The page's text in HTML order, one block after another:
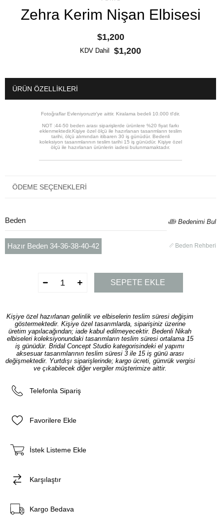
Zehra Kerim Nişan Elbisesi
$1,200
KDV Dahil $1,200
ÜRÜN ÖZELLIKLERI
Fotoğraflar Evleniyoruztr'ye aittir. Kiralama bedeli 10.000 tl'dir.
NOT :44-50 beden arası siparişlerde ürünlere %20 fiyat farkı
eklenmektedir.Kişiye özel ölçü ile hazırlanan tasarımların teslim
tarihi, ölçü alımından itibaren 30 iş günüdür. Bedenli
koleksiyon tasarımlarının teslim tarihi 15 iş günüdür. Kişiye özel
ölçü ile hazırlanan ürünlerin iadesi bulunmamaktadır.
ÖDEME SEÇENEKLERI
Bedenimi Bul
Beden Rehberi
Beden
Hazır Beden 34-36-38-40-42
Kişiye özel hazırlanan gelinlik ve elbiselerin teslim süresi değişim
göstermektedir. Kişiye özel tasarımlarda, siparişiniz üzerine
üretim yapılacağından; iade kabul edilmeyecektir. Bedenli Nikah
elbiseleri koleksiyonundaki tasarımların teslim süresi ortalama 15
iş günüdür. Bridal Concept Studio kategorisindeki el yapımı
aksesuar tasarımlarının teslim süresi 3 ile 15 iş günü arası
değişmektedir. Yurtdışı siparişlerinde; kargo ücreti, gümrük vergisi
ve çıkabilecek diğer vergiler müşterimize aittir.
Telefonla Sipariş
Favorilere Ekle
İstek Listeme Ekle
Karşılaştır
Kargo Bedava